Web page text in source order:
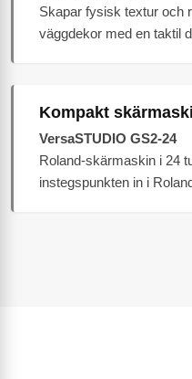
Skapar fysisk textur
väggdekor med en taktil
Kompakt
VersaSTUDIO GS2-24
Roland-skärmaskin i 24
instegspunkten in i